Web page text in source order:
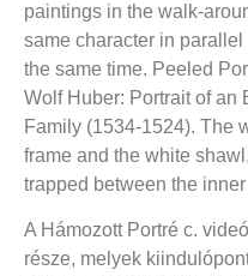
paintings in the walk-
same character in
the same time. Peeled
Wolf Huber: Portrait of an
Family (1534-1524). The
frame and the white
trapped between the
A Hámozott Portré c.
része, melyek